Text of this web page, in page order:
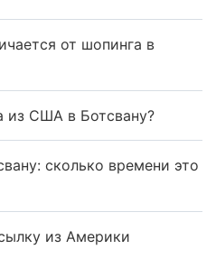
от шопинга в
из США в Ботсвану?
сколько времени это
из Америки